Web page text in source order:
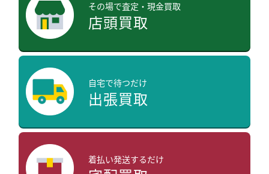
その場で査定・現金買取
店頭買取
自宅で待つだけ
出張買取
着払い発送するだけ